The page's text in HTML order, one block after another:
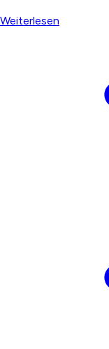
Weiterlesen